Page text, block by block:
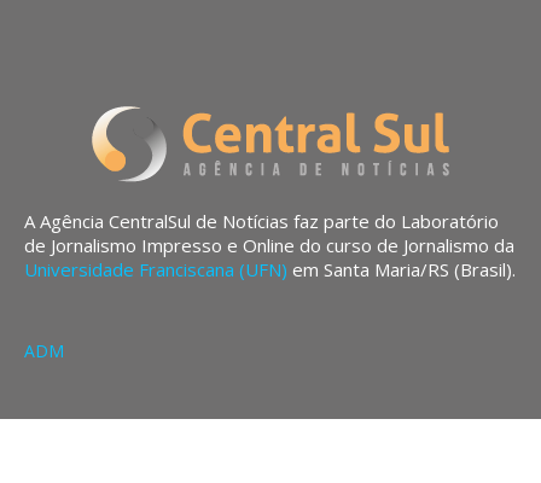
A Agência CentralSul de Notícias faz parte do Laboratório
de Jornalismo Impresso e Online do curso de Jornalismo da
Universidade Franciscana (UFN) em Santa Maria/RS (Brasil).
ADM